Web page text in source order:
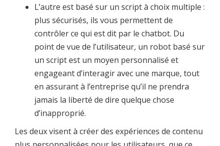
L’autre est basé sur un script à choix multiple :
plus sécurisés, ils vous permettent de
contrôler ce qui est dit par le chatbot. Du
point de vue de l’utilisateur, un robot basé sur
un script est un moyen personnalisé et
engageant d’interagir avec une marque, tout
en assurant à l’entreprise qu’il ne prendra
jamais la liberté de dire quelque chose
d’inapproprié.
Les deux visent à créer des expériences de contenu